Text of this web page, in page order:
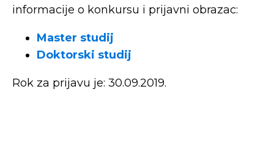
informacije o konkursu i prijavni obrazac:
Master studij
Doktorski studij
Rok za prijavu je: 30.09.2019.